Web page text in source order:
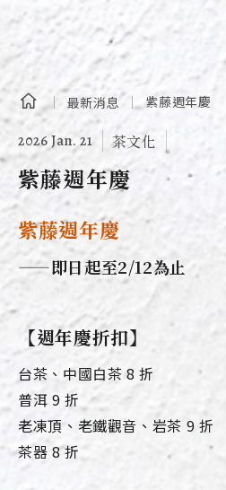
最新消息 紫藤週年慶
2026 Jan. 21 茶文化
紫藤週年慶
紫藤週年慶
——即日起至2/12為止
【週年慶折扣】
台茶、中國白茶 8 折
普洱 9 折
老凍頂、老鐵觀音、岩茶 9 折
茶器 8 折